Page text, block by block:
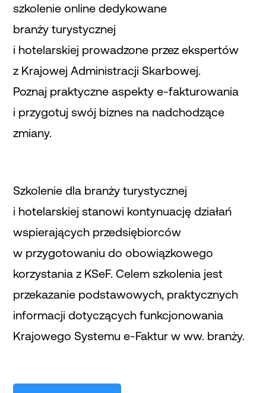
szkolenie online dedykowane
branży turystycznej
i hotelarskiej prowadzone przez ekspertów
z Krajowej Administracji Skarbowej.
Poznaj praktyczne aspekty e-fakturowania
i przygotuj swój biznes na nadchodzące
zmiany.
Szkolenie dla branży turystycznej
i hotelarskiej stanowi kontynuację działań
wspierających przedsiębiorców
w przygotowaniu do obowiązkowego
korzystania z KSeF. Celem szkolenia jest
przekazanie podstawowych, praktycznych
informacji dotyczących funkcjonowania
Krajowego Systemu e-Faktur w ww. branży.